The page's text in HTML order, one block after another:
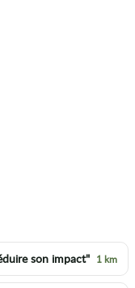
son impact" 1 km